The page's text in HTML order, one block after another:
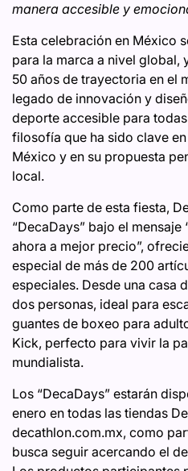
manera accesible y
Esta celebración en México
para la marca a nivel global,
50 años de trayectoria en el
legado de innovación y
deporte accesible para
filosofía que ha sido clave
México y en su propuesta
local.
Como parte de esta fiesta,
“DecaDays” bajo el
ahora a mejor precio”,
especial de más de 200
especiales. Desde una casa
dos personas, ideal para
guantes de boxeo para
Kick, perfecto para vivir la
mundialista.
Los “DecaDays” estarán
enero en todas las tiendas
decathlon.com.mx, como
busca seguir acercando el